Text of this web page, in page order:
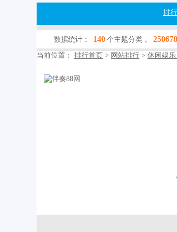
排
数据统计： 140 个主题分类， 250678
当前位置： 排行首页 > 网站排行 > 休闲娱乐